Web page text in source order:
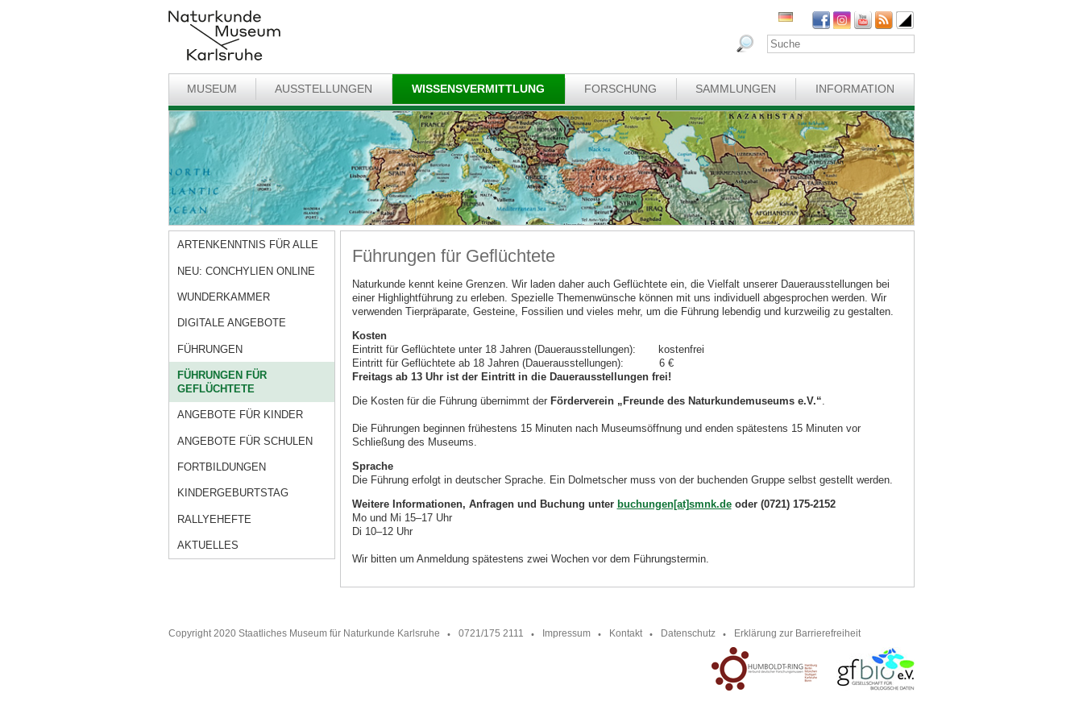
MUSEUM AUSSTELLUNGEN WISSENSVERMITTLUNG FORSCHUNG SAMMLUNGEN INFORMATION
ARTENKENNTNIS FÜR ALLE
NEU: CONCHYLIEN ONLINE
WUNDERKAMMER
DIGITALE ANGEBOTE
FÜHRUNGEN
FÜHRUNGEN FÜR
GEFLÜCHTETE
ANGEBOTE FÜR KINDER
ANGEBOTE FÜR SCHULEN
FORTBILDUNGEN
KINDERGEBURTSTAG
RALLYEHEFTE
AKTUELLES
Führungen für Geflüchtete
Naturkunde kennt keine Grenzen. Wir laden daher auch Geflüchtete ein, die Vielfalt unserer Dauerausstellungen bei
einer Highlightführung zu erleben. Spezielle Themenwünsche können mit uns individuell abgesprochen werden. Wir
verwenden Tierpräparate, Gesteine, Fossilien und vieles mehr, um die Führung lebendig und kurzweilig zu gestalten.
Kosten
Eintritt für Geflüchtete unter 18 Jahren (Dauerausstellungen): kostenfrei
Eintritt für Geflüchtete ab 18 Jahren (Dauerausstellungen): 6 €
Freitags ab 13 Uhr ist der Eintritt in die Dauerausstellungen frei!
Die Kosten für die Führung übernimmt der Förderverein „Freunde des Naturkundemuseums e.V.“.
Die Führungen beginnen frühestens 15 Minuten nach Museumsöffnung und enden spätestens 15 Minuten vor
Schließung des Museums.
Sprache
Die Führung erfolgt in deutscher Sprache. Ein Dolmetscher muss von der buchenden Gruppe selbst gestellt werden.
Weitere Informationen, Anfragen und Buchung unter buchungen[at]smnk.deoder (0721) 175-2152
Mo und Mi 15–17 Uhr
Di 10–12 Uhr
Wir bitten um Anmeldung spätestens zwei Wochen vor dem Führungstermin.
Copyright 2020 Staatliches Museum für Naturkunde Karlsruhe 0721/175 2111 Impressum Kontakt Datenschutz Erklärung zur Barrierefreiheit